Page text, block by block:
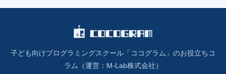
子ども向けプログラミングスクール「ココグラム」のお役立ちコ
ラム（運営：M-Lab株式会社）